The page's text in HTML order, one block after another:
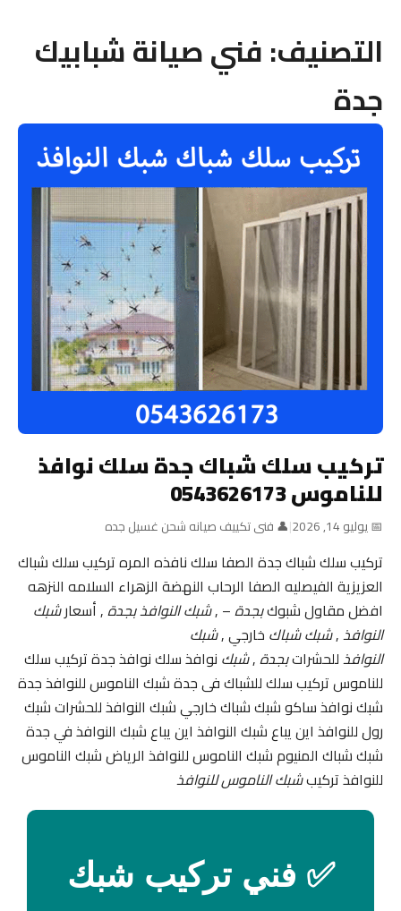
التصنيف:فني صيانة شبابيك
جدة
تركيب سلك شباك جدة سلك نوافذ
للناموس 0543626173
📅 يوليو 14, 2026 |👤 فنى تكييف صيانه شحن غسيل جده
تركيب سلك شباك جدة الصفا سلك نافذه المره تركيب سلك شباك
العزيزية الفيصليه الصفا الرحاب النهضة الزهراء السلامه النزهه
افضل مقاول شبوكبجدة– ,شبك النوافذ بجدة, أسعارشبك
النوافذ,شبك شباك خارجي ,شبك
النوافذللحشراتبجدة,شبك نوافذ سلك نوافذ جدة تركيب سلك
للناموس تركيب سلك للشباك فى جدة شبك الناموس للنوافذ جدة
شبك نوافذ ساكو شبك شباك خارجي شبك النوافذ للحشرات شبك
رول للنوافذ اين يباع شبك النوافذ اين يباع شبك النوافذ في جدة
شبك شباك المنيوم شبك الناموس للنوافذ الرياض شبك الناموس
للنوافذ تركيبشبك الناموس للنوافذ
✅ فني تركيب شبك